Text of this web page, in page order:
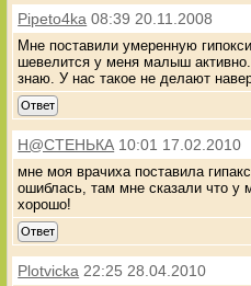
Pipeto4ka 08:39 20.11.2008
Мне поставили умеренную
шевелится у меня малыш
знаю. У нас такое не делают
Ответ
Н@CТЕНЬКА 10:01 17.02.2010
мне моя врачиха поставила
ошиблась, там мне сказали что
хорошо!
Ответ
Plotvicka 22:25 28.04.2010